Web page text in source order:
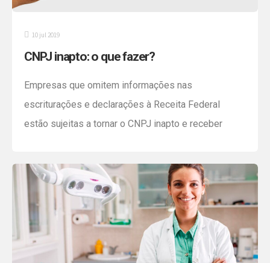
10 jul 2019
CNPJ inapto: o que fazer?
Empresas que omitem informações nas
escriturações e declarações à Receita Federal
estão sujeitas a tornar o CNPJ inapto e receber
alto, principalmente após a informatização e
cruzamento de dados do Governo. Somente em
2019, estima-se que até 3,4 milhões de
contribuintes recebam baixa no CNPJ por inaptidão.
[…]